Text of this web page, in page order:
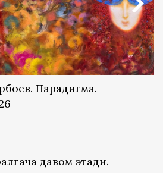
Парадигма.
давом этади.